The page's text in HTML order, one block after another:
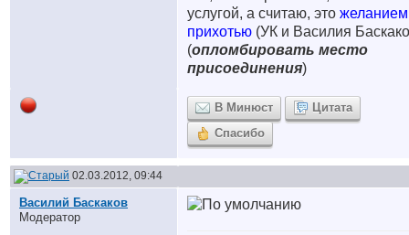
услугой, а считаю, это желанием
прихотью (УК и Василия
(опломбировать место
присоединения)
В Минюст
Цитата
Спасибо
02.03.2012, 09:44
Василий Баскаков
Модератор